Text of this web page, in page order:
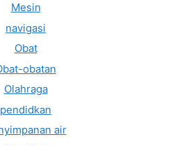
Mesin
navigasi
Obat
obatan
Olahraga
pendidkan
air